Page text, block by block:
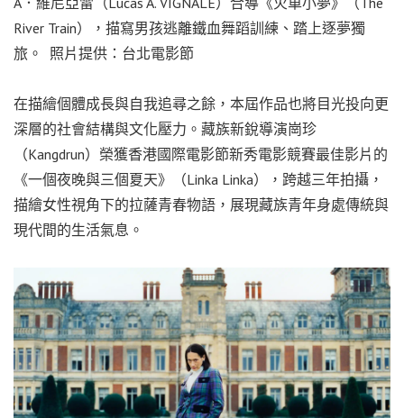
River Train），描寫男孩逃離鐵血舞蹈訓練、踏上逐夢獨
旅。 照片提供：台北電影節
在描繪個體成長與自我追尋之餘，本屆作品也將目光投向更
深層的社會結構與文化壓力。藏族新銳導演崗珍
（Kangdrun）榮獲香港國際電影節新秀電影競賽最佳影片的
《一個夜晚與三個夏天》（Linka Linka），跨越三年拍攝，
描繪女性視角下的拉薩青春物語，展現藏族青年身處傳統與
現代間的生活氣息。